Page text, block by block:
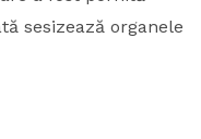
sesizează organele